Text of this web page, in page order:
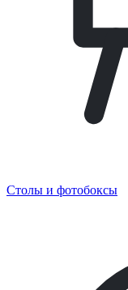
Столы и фотобоксы